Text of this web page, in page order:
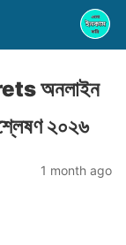
অনলাইন
২০২৬
1 month ago